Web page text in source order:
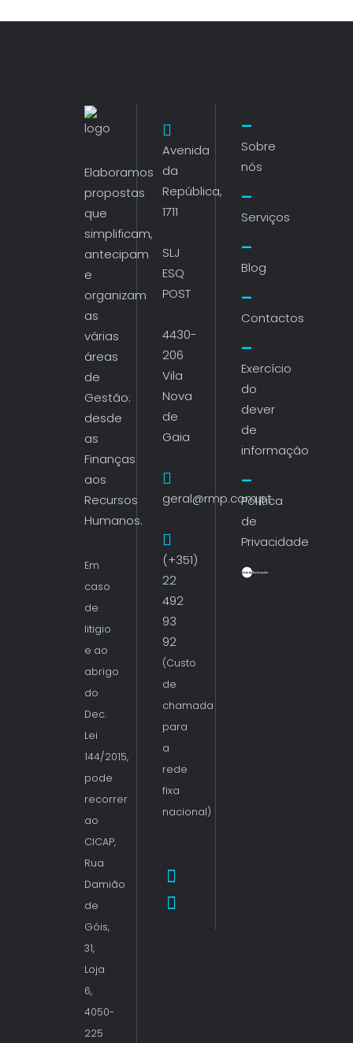
Elaboramos
propostas
que
simplificam,
antecipam
e
organizam
as
várias
áreas
de
Gestão:
desde
as
Finanças
aos
Recursos
Humanos.
Em
caso
de
litigio
e ao
abrigo
do
Dec.
Lei
144/2015,
pode
recorrer
ao
CICAP,
Rua
Damião
de
Góis,
31,
Loja
6,
4050-
225
Avenida
da
República,
1711
SLJ
ESQ
POST
4430-
206
Vila
Nova
de
Gaia
geral@rmp.com.pt
(+351)
22
492
93
92
(Custo
de
chamada
para
a
rede
fixa
nacional)
Sobre
nós
Serviços
Blog
Contactos
Exercício
do
dever
de
informação
Política
de
Privacidade